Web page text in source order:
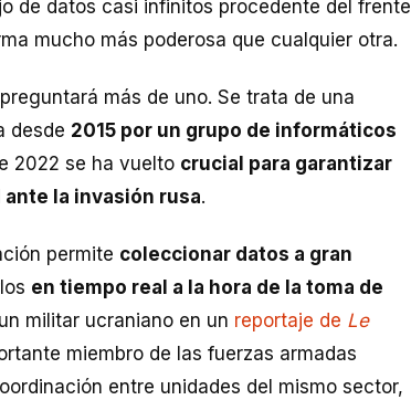
de datos casi infinitos procedente del frente
mucho más poderosa que cualquier otra.
más de uno. Se trata de una
desde 2015 por un grupo de informáticos
2022 se ha vuelto crucial para garantizar
la invasión rusa.
permite coleccionar datos a gran
en tiempo real a la hora de la toma de
militar ucraniano en un reportaje de Le
miembro de las fuerzas armadas
entre unidades del mismo sector,